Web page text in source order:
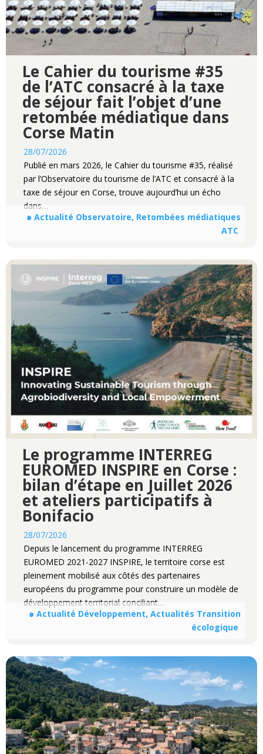
Le Cahier du tourisme #35
de l’ATC consacré à la taxe
de séjour fait l’objet d’une
retombée médiatique dans
Corse Matin
28/07/2026
Publié en mars 2026, le Cahier du tourisme #35, réalisé
par l’Observatoire du tourisme de l’ATC et consacré à la
taxe de séjour en Corse, trouve aujourd’hui un écho
dans…
๑ Actualité Observatoire, Retombées médiatiques
ATC
Le programme INTERREG
EUROMED INSPIRE en Corse :
bilan d’étape en Juillet 2026
et ateliers participatifs à
Bonifacio
28/07/2026
Depuis le lancement du programme INTERREG
EUROMED 2021-2027 INSPIRE, le territoire corse est
pleinement mobilisé aux côtés des partenaires
européens du programme pour construire un modèle de
développement territorial conciliant…
๑ Actualité Développement, Actualités Transition
écologique